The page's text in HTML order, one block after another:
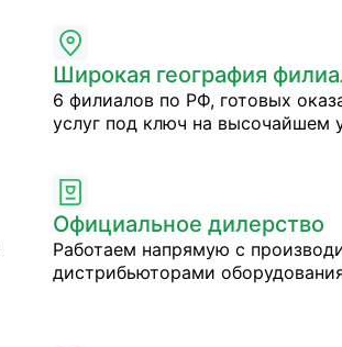
Широкая география
6 филиалов по РФ, готовых
услуг под ключ на высочайшем
Официальное дилерство
Работаем напрямую с
дистрибьюторами